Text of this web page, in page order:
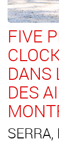
FIVE
DANS
DES